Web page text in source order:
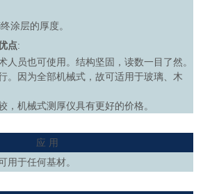
涂层的厚度。
点:
人员也可使用。结构坚固，读数一目了然。
。因为全部机械式，故可适用于玻璃、木
，机械式测厚仪具有更好的价格。
应 用
用于任何基材。